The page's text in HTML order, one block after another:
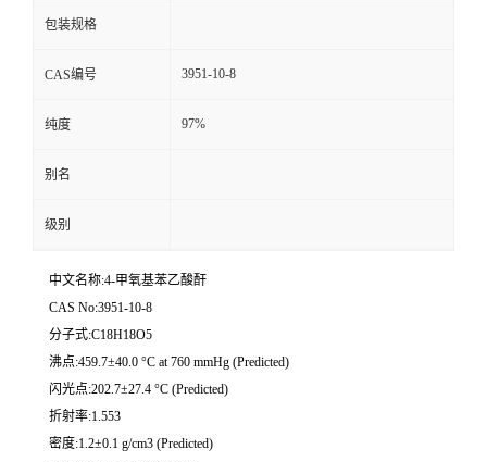
包装规格
CAS编号 3951-10-8
纯度 97%
别名
级别
中文名称:4-甲氧基苯乙酸酐
CAS No:3951-10-8
分子式:C18H18O5
沸点:459.7±40.0 °C at 760 mmHg (Predicted)
闪光点:202.7±27.4 °C (Predicted)
折射率:1.553
密度:1.2±0.1 g/cm3 (Predicted)